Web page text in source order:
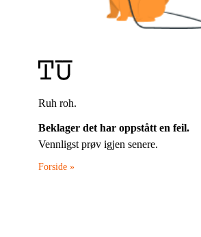
Ruh roh.
Beklager det har oppstått en feil.
Vennligst prøv igjen senere.
Forside »